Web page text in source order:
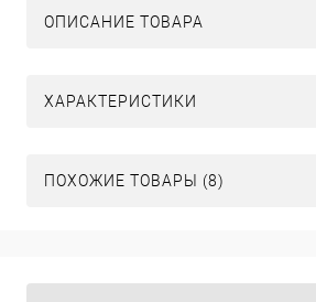
ОПИСАНИЕ ТОВАРА
ХАРАКТЕРИСТИКИ
ПОХОЖИЕ ТОВАРЫ (8)